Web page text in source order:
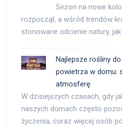
Sezon na nowe
rozpoczął, a wśród trendów
stonowane odcienie natury,
Najlepsze rośliny
powietrza w domu:
atmosferę
W dzisiejszych czasach, gdy
naszych domach często
życzenia, coraz więcej osób